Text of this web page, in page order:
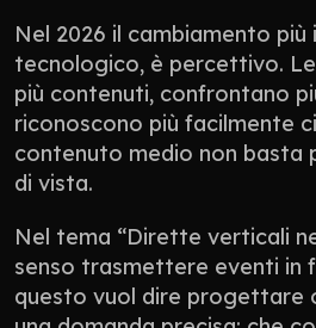
Nel 2026 il cambiamento
tecnologico, è percettivo.
più contenuti, confrontano
riconoscono più facilmente
contenuto medio non basta
di vista.
Nel tema “Dirette verticali
senso trasmettere eventi in
questo vuol dire progettare